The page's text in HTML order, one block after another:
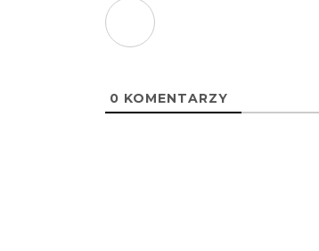
0 KOMENTARZY